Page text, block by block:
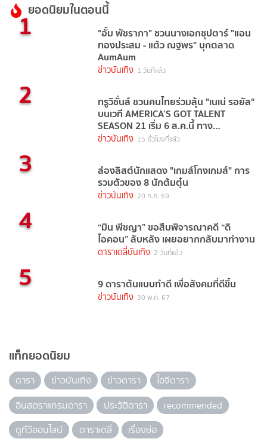
ยอดนิยมในตอนนี้
1 "อั้ม พัชราภา" ชวนนางเอกซุปตาร์ "แอน
ทองประสม - แต้ว ณฐพร" บุกตลาด
AumAum
ข่าวบันเทิง 1 วันที่แล้ว
2 ทรูวิชั่นส์ ชวนคนไทยร่วมลุ้น "เนเน่ รอยัล"
บนเวที AMERICA’S GOT TALENT
SEASON 21 เริ่ม 6 ส.ค.นี้ ทาง
TrueVisions NOW
ข่าวบันเทิง 15 ชั่วโมงที่แล้ว
3 ส่องลิสต์นักแสดง "เกมส์โกงเกมส์" การ
รวมตัวของ 8 นักต้มตุ๋น
ข่าวบันเทิง 20 ก.ค. 69
4 “มิน พีชญา” ขอสืบพิจารณาคดี “ดิ
ไอคอน” ลับหลัง เผยอยากกลับมาทำงาน
ดาราเดลี่บันเทิง 2 วันที่แล้ว
5 9 ดาราต้นแบบทำดี เพื่อสังคมที่ดีขึ้น
ข่าวบันเทิง 30 พ.ค. 67
แท็กยอดนิยม
ดารา ข่าวบันเทิง ข่าวดารา
ไอจีดารา
อินสตราแกรมดารา
ประวัติดารา
recommended
ดูทีวีออนไลน์
ดาราเดลี่ เรื่องย่อ